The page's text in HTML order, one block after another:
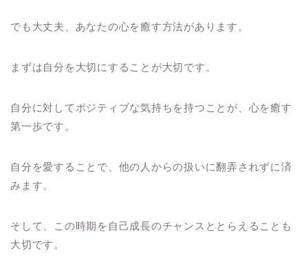
でも大丈夫、あなたの心を癒す方法があります。
まずは自分を大切にすることが大切です。
自分に対してポジティブな気持ちを持つことが、心を癒す
第一歩です。
自分を愛することで、他の人からの扱いに翻弄されずに済
みます。
そして、この時期を自己成長のチャンスととらえることも
大切です。